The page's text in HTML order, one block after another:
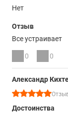
Нет
Отзыв
Все устраивает
0 0
Александр
Достоинства